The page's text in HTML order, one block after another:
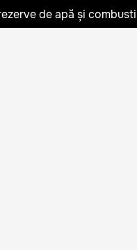
de apă și